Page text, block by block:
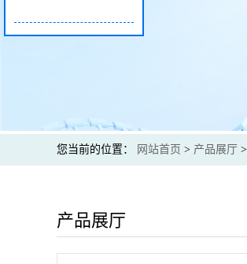
您当前的位置： 网站首页 > 产品展厅 >
产品展厅